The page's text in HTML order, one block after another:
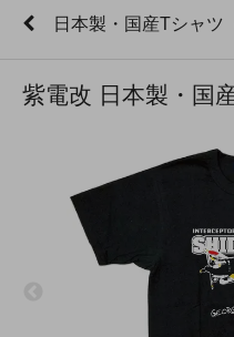
日本製・国産Tシャツ
紫電改 日本製・国